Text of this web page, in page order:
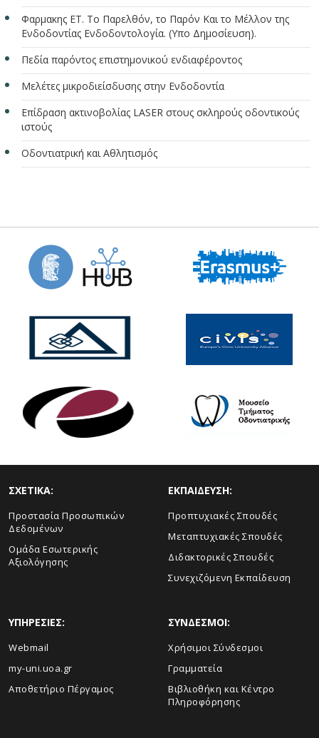
Φαρμακης ET. Τo Παρελθόν, το Παρόν Και το Μέλλον της
Ενδοδοντίας Ενδοδοντολογία. (Υπο Δημοσίευση).
Πεδία παρόντος επιστημονικού ενδιαφέροντος
Μελέτες μικροδιείσδυσης στην Ενδοδοντία
Επίδραση ακτινοβολίας LASER στους σκληρούς οδοντικούς
ιστούς
Οδοντιατρική και Αθλητισμός
ΣΧΕΤΙΚΑ:
Προστασία Προσωπικών
Δεδομένων
Ομάδα Εσωτερικής
Αξιολόγησης
ΕΚΠΑΙΔΕΥΣΗ:
Προπτυχιακές Σπουδές
Μεταπτυχιακές Σπουδές
Διδακτορικές Σπουδές
Συνεχιζόμενη Εκπαίδευση
ΥΠΗΡΕΣΙΕΣ:
Webmail
my-uni.uoa.gr
Αποθετήριο Πέργαμος
ΣΥΝΔΕΣΜΟΙ:
Χρήσιμοι Σύνδεσμοι
Γραμματεία
Βιβλιοθήκη και Κέντρο
Πληροφόρησης